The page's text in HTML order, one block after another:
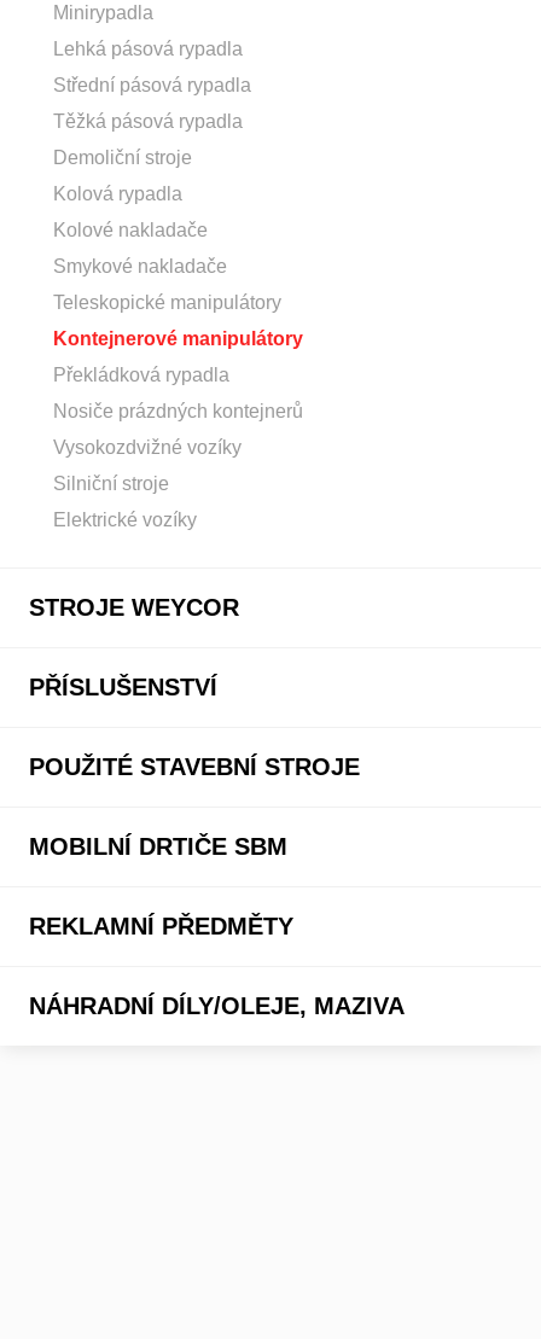
Minirypadla
Lehká pásová rypadla
Střední pásová rypadla
Těžká pásová rypadla
Demoliční stroje
Kolová rypadla
Kolové nakladače
Smykové nakladače
Teleskopické manipulátory
Kontejnerové manipulátory
Překládková rypadla
Nosiče prázdných kontejnerů
Vysokozdvižné vozíky
Silniční stroje
Elektrické vozíky
STROJE WEYCOR
PŘÍSLUŠENSTVÍ
POUŽITÉ STAVEBNÍ STROJE
MOBILNÍ DRTIČE SBM
REKLAMNÍ PŘEDMĚTY
NÁHRADNÍ DÍLY/OLEJE, MAZIVA